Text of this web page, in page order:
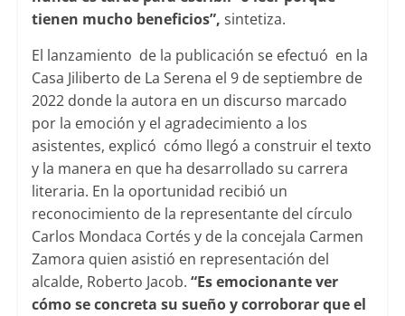
tienen mucho beneficios”, sintetiza.
El lanzamiento de la publicación se efectuó en la
Casa Jiliberto de La Serena el 9 de septiembre de
2022 donde la autora en un discurso marcado
por la emoción y el agradecimiento a los
asistentes, explicó cómo llegó a construir el texto
y la manera en que ha desarrollado su carrera
literaria. En la oportunidad recibió un
reconocimiento de la representante del círculo
Carlos Mondaca Cortés y de la concejala Carmen
Zamora quien asistió en representación del
alcalde, Roberto Jacob. “Es emocionante ver
cómo se concreta su sueño y corroborar que el